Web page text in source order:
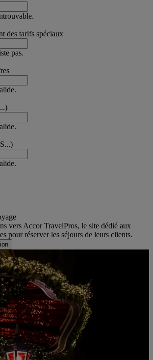
des tarifs spéciaux
pas.
vers Accor TravelPros, le site dédié aux
pour réserver les séjours de leurs clients.